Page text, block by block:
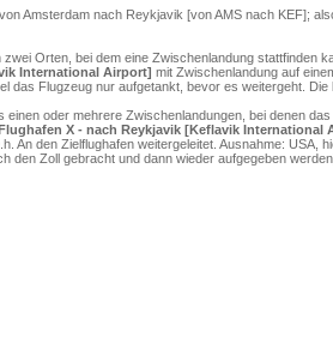
Amsterdam nach Reykjavik [von AMS nach KEF];
Orten, bei dem eine Zwischenlandung stattfinden
International Airport] mit Zwischenlandung auf
das Flugzeug nur aufgetankt, bevor es weitergeht. Die
einen oder mehrere Zwischenlandungen, bei denen
X - nach Reykjavik [Keflavik International
An den Zielflughafen weitergeleitet. Ausnahme: USA,
den Zoll gebracht und dann wieder aufgegeben